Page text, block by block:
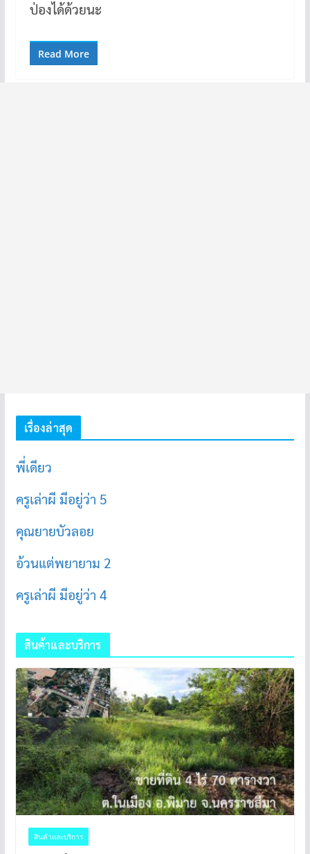
ป่องได้ด้วยนะ
Read More
เรื่องล่าสุด
พี่เดียว
ครูเล่าผี มีอยู่ว่า 5
คุณยายบัวลอย
อ้วนแต่พยายาม 2
ครูเล่าผี มีอยู่ว่า 4
สินค้าและบริการ
สินค้าและบริการ